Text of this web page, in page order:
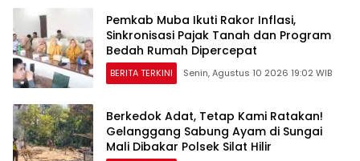
Pemkab Muba Ikuti Rakor Inflasi,
Sinkronisasi Pajak Tanah dan Program
Bedah Rumah Dipercepat
BERITA TERKINI Senin, Agustus 10 2026 19:02 WIB
Berkedok Adat, Tetap Kami Ratakan!
Gelanggang Sabung Ayam di Sungai
Mali Dibakar Polsek Silat Hilir